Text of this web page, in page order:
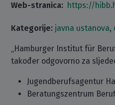
Web-stranica: https://
Kategorije: javna ustanova,
„Hamburger Institut für
također odgovorno za
Jugendberufsagentur
Beratungszentrum